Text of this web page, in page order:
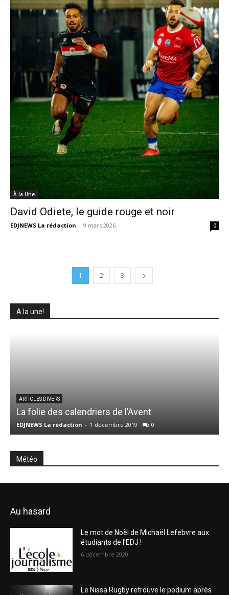
À la Une
David Odiete, le guide rouge et noir
EDJNEWS La rédaction - 9 mars 2026 0
1 2 3
A la une!
ARTICLES DIVERS
La folie des calendriers de l’Avent
EDJNEWS La rédaction - 1 décembre 2019 0
Météo
Au hasard
Le mot de Noël de Michaël Lefebvre aux
étudiants de l’EDJ !
6 décembre 2020
Le Nissa Rugby retrouve le podium après